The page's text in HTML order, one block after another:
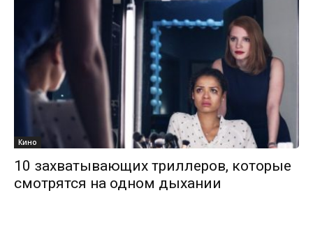
Кино
10 захватывающих триллеров, которые
смотрятся на одном дыхании